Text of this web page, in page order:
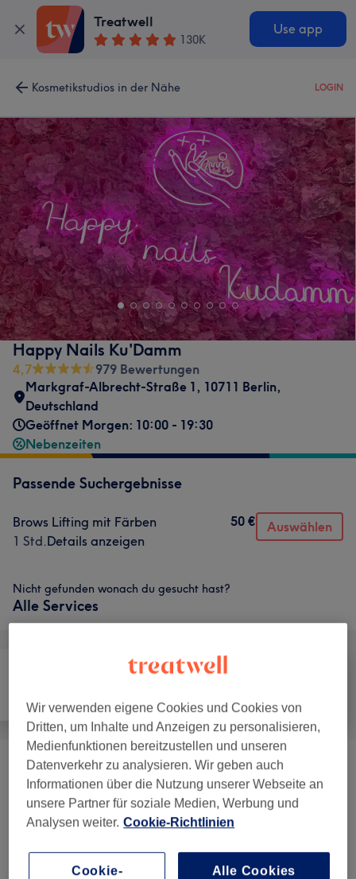
Treatwell
130K
Use app
Kosmetikstudios in der Nähe LOGIN
Happy Nails Ku'Damm
4,7
979 Bewertungen
Markgraf-Albrecht-Straße 1, 10711 Berlin,
Deutschland
Geöffnet Morgen: 10:00 - 19:30
Nebenzeiten
Passende Suchergebnisse
Brows Lifting mit Färben
1 Std.Details anzeigen
50 € Auswählen
Nicht gefunden wonach du gesucht hast?
Alle Services
Wimpernverlängerung &
Wimpernlifting (5)
ab 40 €
Augenbrauen & Wimpern Färben (3)
Augenbrauen Formen & Design 2) ab 19 €
Wir verwenden eigene Cookies und Cookies von
Dritten, um Inhalte und Anzeigen zu personalisieren,
Medienfunktionen bereitzustellen und unseren
Datenverkehr zu analysieren. Wir geben auch
Informationen über die Nutzung unserer Webseite an
unsere Partner für soziale Medien, Werbung und
Analysen weiter. Cookie-Richtlinien
Cookie-
Alle Cookies